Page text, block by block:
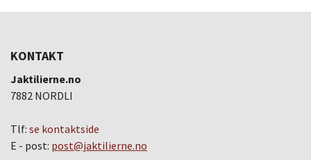
KONTAKT
Jaktilierne.no
7882 NORDLI
Tlf: se kontaktside
E - post: post@jaktilierne.no